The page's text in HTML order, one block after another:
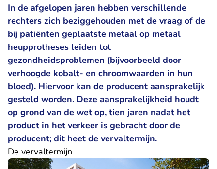
In de afgelopen jaren hebben verschillende
rechters zich beziggehouden met de vraag of de
bij patiënten geplaatste metaal op metaal
heupprotheses leiden tot
gezondheidsproblemen (bijvoorbeeld door
verhoogde kobalt- en chroomwaarden in hun
bloed). Hiervoor kan de producent aansprakelijk
gesteld worden. Deze aansprakelijkheid houdt
op grond van de wet op, tien jaren nadat het
product in het verkeer is gebracht door de
producent; dit heet de vervaltermijn.
De vervaltermijn